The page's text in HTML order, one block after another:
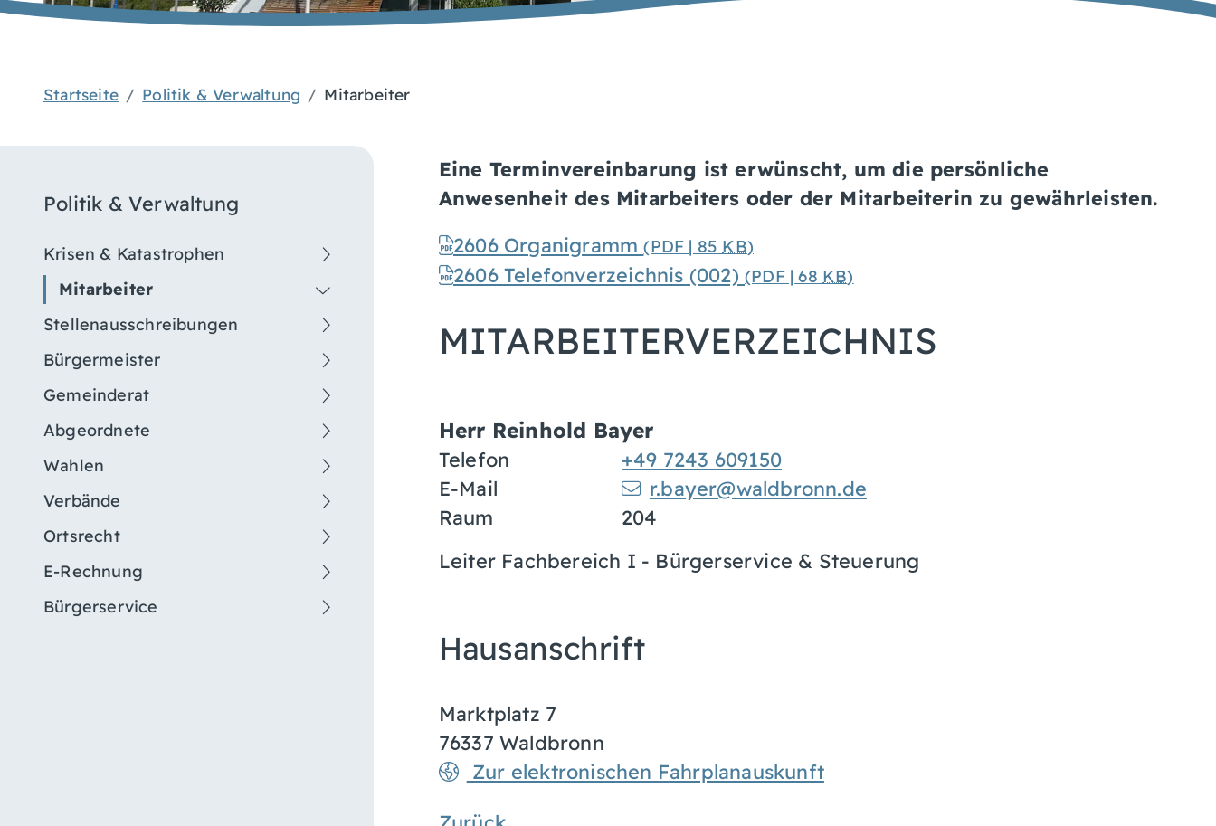
Startseite Politik & Verwaltung Mitarbeiter
Politik & Verwaltung
Krisen & Katastrophen
Mitarbeiter
Stellenausschreibungen
Bürgermeister
Gemeinderat
Abgeordnete
Wahlen
Verbände
Ortsrecht
E-Rechnung
Bürgerservice
Eine Terminvereinbarung ist erwünscht, um die persönliche
Anwesenheit des Mitarbeiters oder der Mitarbeiterin zu gewährleisten.
2606 Organigramm(PDF | 85 KB)
2606 Telefonverzeichnis (002) (PDF | 68 KB)
MITARBEITERVERZEICHNIS
Herr Reinhold Bayer
Telefon
+49 7243 609150
E-Mail
r.bayer@waldbronn.de
Raum
204
Leiter Fachbereich I - Bürgerservice & Steuerung
Hausanschrift
Marktplatz 7
76337 Waldbronn
Zur elektronischen Fahrplanauskunft